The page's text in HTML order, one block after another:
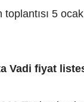
5
Vadi fiyat